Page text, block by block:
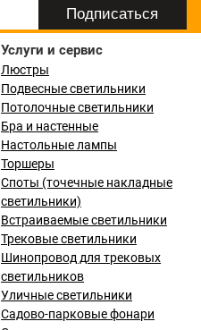
Услуги и сервис
Люстры
Подвесные светильники
Потолочные светильники
Бра и настенные
Настольные лампы
Торшеры
Споты (точечные накладные
светильники)
Встраиваемые светильники
Трековые светильники
Шинопровод для трековых
светильников
Уличные светильники
Садово-парковые фонари